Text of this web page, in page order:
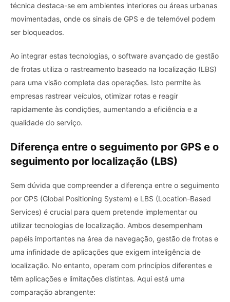
técnica destaca-se em ambientes interiores ou áreas urbanas
movimentadas, onde os sinais de GPS e de telemóvel podem
ser bloqueados.
Ao integrar estas tecnologias, o software avançado de gestão
de frotas utiliza o rastreamento baseado na localização (LBS)
para uma visão completa das operações. Isto permite às
empresas rastrear veículos, otimizar rotas e reagir
rapidamente às condições, aumentando a eficiência e a
qualidade do serviço.
Diferença entre o seguimento por GPS e o
seguimento por localização (LBS)
Sem dúvida que compreender a diferença entre o seguimento
por GPS (Global Positioning System) e LBS (Location-Based
Services) é crucial para quem pretende implementar ou
utilizar tecnologias de localização. Ambos desempenham
papéis importantes na área da navegação, gestão de frotas e
uma infinidade de aplicações que exigem inteligência de
localização. No entanto, operam com princípios diferentes e
têm aplicações e limitações distintas. Aqui está uma
comparação abrangente: